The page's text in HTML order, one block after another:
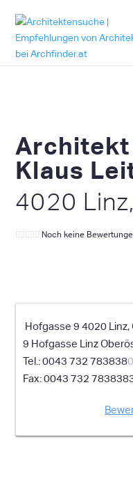
Architekt
Klaus
4020
Noch keine
Hofgasse 9 4020 Linz,
9 Hofgasse Linz
0043 732 783838
0043 732